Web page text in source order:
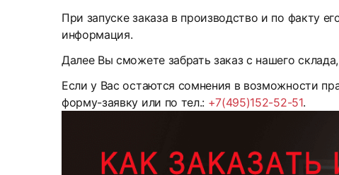
При запуске заказа в производство и по факту
информация.
Далее Вы сможете забрать заказ с нашего
Если у Вас остаются сомнения в возможности
форму-заявку или по тел.: +7(495)152-52-51.